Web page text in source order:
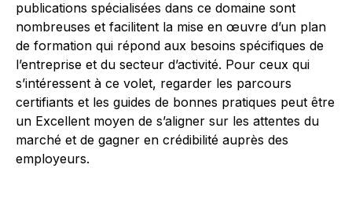
publications spécialisées dans ce domaine sont
nombreuses et facilitent la mise en œuvre d’un plan
de formation qui répond aux besoins spécifiques de
l’entreprise et du secteur d’activité. Pour ceux qui
s’intéressent à ce volet, regarder les parcours
certifiants et les guides de bonnes pratiques peut être
un Excellent moyen de s’aligner sur les attentes du
marché et de gagner en crédibilité auprès des
employeurs.